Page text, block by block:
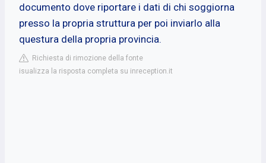
documento dove riportare i dati di chi soggiorna
presso la propria struttura per poi inviarlo alla
questura della propria provincia.
Richiesta di rimozione della fonte
isualizza la risposta completa su inreception.it